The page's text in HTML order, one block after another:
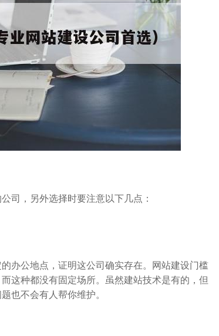
司，另外选择时要注意以下几点：
办公地点，证明这公司确实存在。网站建设门槛
这种都没有固定场所。虽然建站技术是有的，但
也不会有人帮你维护。